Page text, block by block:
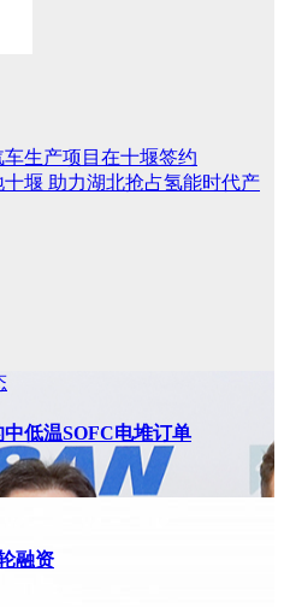
生产项目在十堰签约
堰 助力湖北抢占氢能时代产
低温SOFC电堆订单
融资